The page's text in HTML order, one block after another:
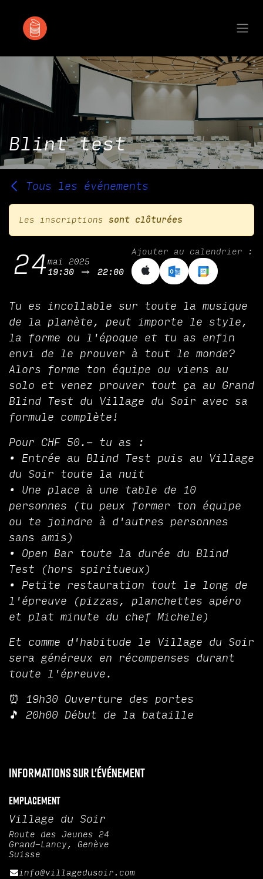
Blint test
Tous les événements
Les inscriptions sont clôturées
24mai 2025
19:30
22:00
Ajouter au calendrier :
Tu es incollable sur toute la musique
de la planète, peut importe le style,
la forme ou l'époque et tu as enfin
envi de le prouver à tout le monde?
Alors forme ton équipe ou viens au
solo et venez prouver tout ça au Grand
Blind Test du Village du Soir avec sa
formule complète!
Pour CHF 50.- tu as :
•⁠ ⁠Entrée au Blind Test puis au Village
du Soir toute la nuit
•⁠ ⁠Une place à une table de 10
personnes (tu peux former ton équipe
ou te joindre à d'autres personnes
sans amis)
•⁠ ⁠Open Bar toute la durée du Blind
Test (hors spiritueux)
•⁠ ⁠Petite restauration tout le long de
l'épreuve (pizzas, planchettes apéro
et plat minute du chef Michele)
Et comme d'habitude le Village du Soir
sera généreux en récompenses durant
toute l'épreuve.
⏰ 19h30 Ouverture des portes
🎵 20h00 Début de la bataille
Informations sur l'événement
Emplacement
Village du Soir
Route des Jeunes 24
Grand-Lancy, Genève
Suisse
info@villagedusoir.com